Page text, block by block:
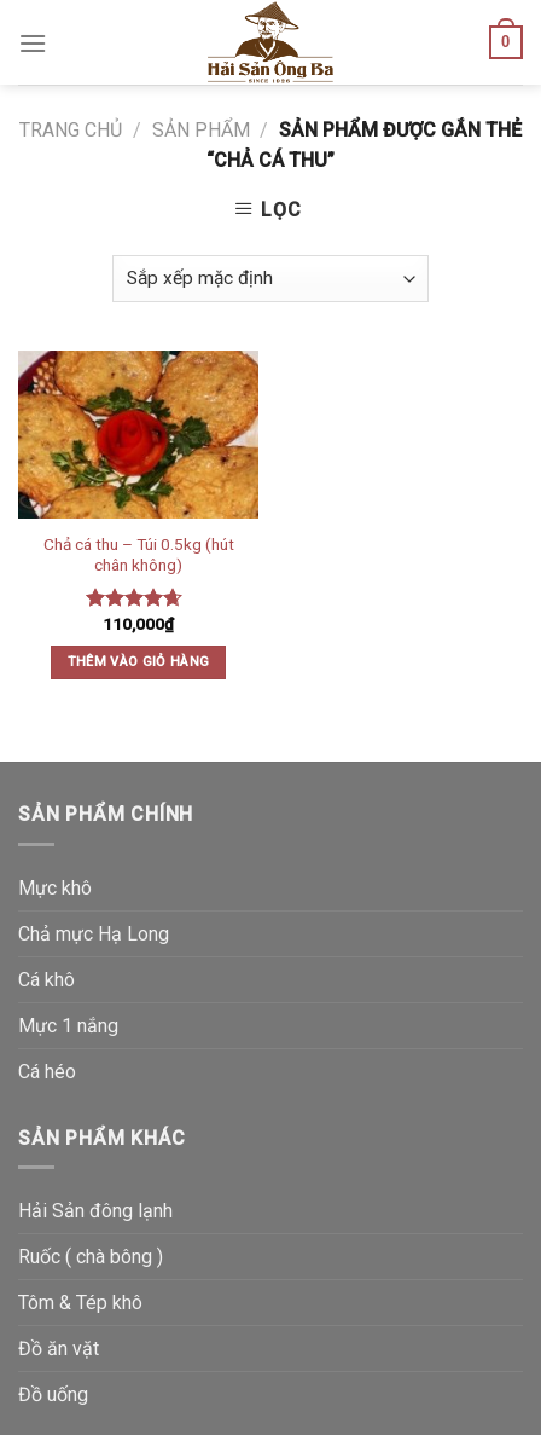
0
TRANG CHỦ / SẢN PHẨM / SẢN PHẨM ĐƯỢC GẮN THẺ
“CHẢ CÁ THU”
LỌC
Chả cá thu – Túi 0.5kg (hút
chân không)
Được xếp
hạng4.33
5 sao
110,000₫
THÊM VÀO GIỎ HÀNG
SẢN PHẨM CHÍNH
Mực khô
Chả mực Hạ Long
Cá khô
Mực 1 nắng
Cá héo
SẢN PHẨM KHÁC
Hải Sản đông lạnh
Ruốc ( chà bông )
Tôm & Tép khô
Đồ ăn vặt
Đồ uống